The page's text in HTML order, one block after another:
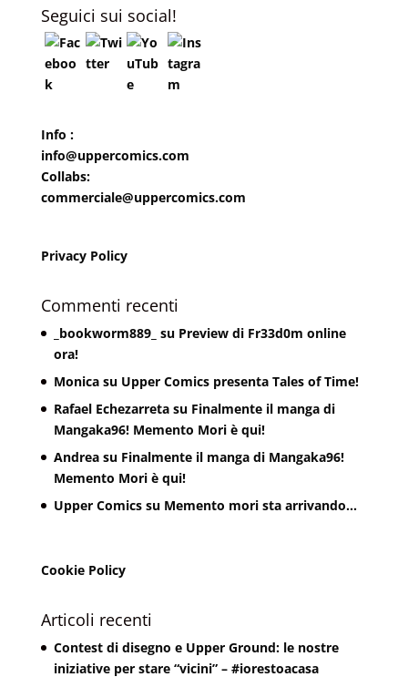
Seguici sui social!
Info :
info@uppercomics.com
Collabs:
commerciale@uppercomics.com
Privacy Policy
Commenti recenti
_bookworm889_ su Preview di Fr33d0m online
ora!
Monicasu Upper Comics presenta Tales of Time!
Rafael Echezarretasu Finalmente il manga di
Mangaka96! Memento Mori è qui!
Andreasu Finalmente il manga di Mangaka96!
Memento Mori è qui!
Upper Comicssu Memento mori sta arrivando…
Cookie Policy
Articoli recenti
Contest di disegno e Upper Ground: le nostre
iniziative per stare “vicini” – #iorestoacasa